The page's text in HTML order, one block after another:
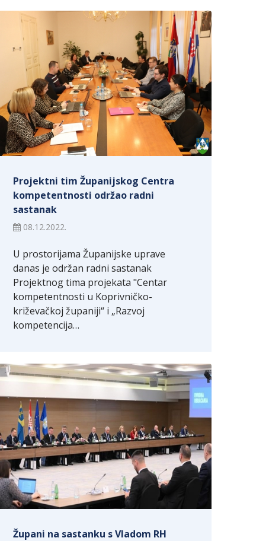
Projektni tim Županijskog Centra
kompetentnosti održao radni
sastanak
08.12.2022.
U prostorijama Županijske uprave
danas je održan radni sastanak
Projektnog tima projekata "Centar
kompetentnosti u Koprivničko-
križevačkoj županiji“ i „Razvoj
kompetencija…
Župani na sastanku s Vladom RH